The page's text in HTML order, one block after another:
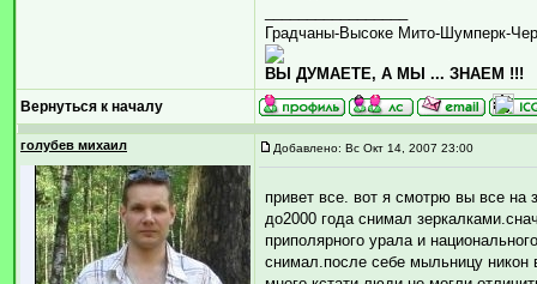
Градчаны-Высоке Мито-Шумперк-
ВЫ ДУМАЕТЕ, А МЫ ... ЗНАЕМ !!!
Вернуться к началу
голубев михаил Добавлено: Вс Окт 14, 2007 23:00
привет все. вот я смотрю вы все на
до2000 года снимал
приполярного урала и
снимал.после себе мыльницу